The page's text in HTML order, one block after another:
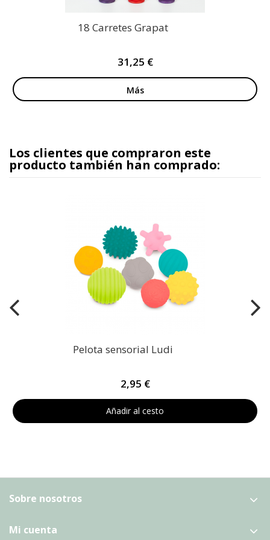
18 Carretes Grapat
31,25 €
Más
Los clientes que compraron este
producto también han comprado:
Pelota sensorial Ludi
2,95 €
Añadir al cesto
Sobre nosotros
Mi cuenta